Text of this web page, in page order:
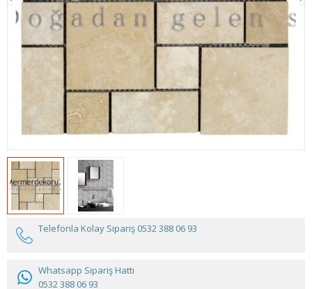
Telefonla Kolay Sipariş 0532 388 06 93
Whatsapp Sipariş Hattı
0532 388 06 93